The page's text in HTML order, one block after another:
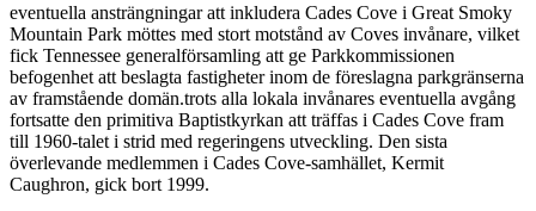
eventuella ansträngningar att inkludera Cades Cove i Great Smoky
Mountain Park möttes med stort motstånd av Coves invånare, vilket
fick Tennessee generalförsamling att ge Parkkommissionen
befogenhet att beslagta fastigheter inom de föreslagna parkgränserna
av framstående domän.trots alla lokala invånares eventuella avgång
fortsatte den primitiva Baptistkyrkan att träffas i Cades Cove fram
till 1960-talet i strid med regeringens utveckling. Den sista
överlevande medlemmen i Cades Cove-samhället, Kermit
Caughron, gick bort 1999.